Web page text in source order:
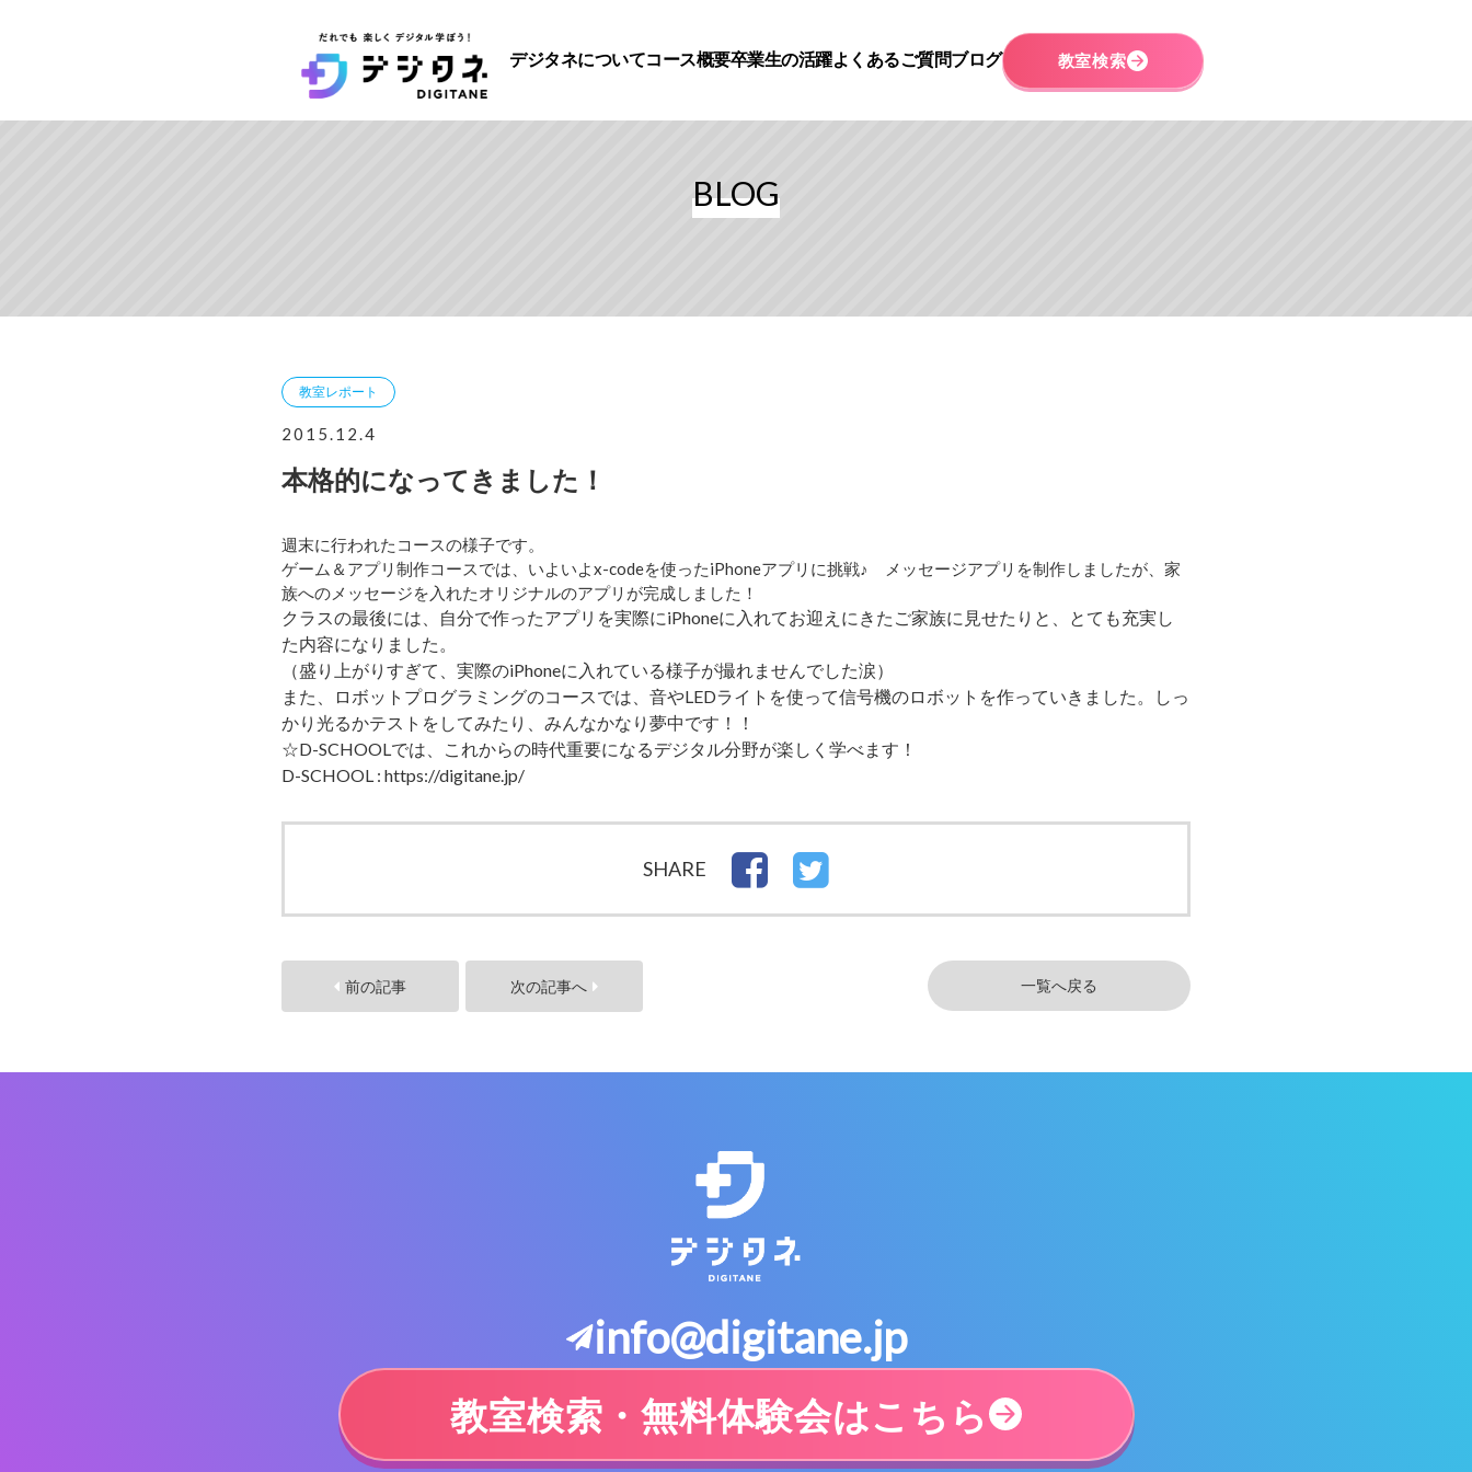
デジタネについてコース概要卒業生の活躍よくあるご質問ブログ 教室検索
BLOG
教室レポート
2015.12.4
本格的になってきました！
週末に行われたコースの様子です。
ゲーム＆アプリ制作コースでは、いよいよx-codeを使ったiPhoneアプリに挑戦♪ メッセージアプリを制作しましたが、家
族へのメッセージを入れたオリジナルのアプリが完成しました！
クラスの最後には、自分で作ったアプリを実際にiPhoneに入れてお迎えにきたご家族に見せたりと、とても充実し
た内容になりました。
（盛り上がりすぎて、実際のiPhoneに入れている様子が撮れませんでした涙）
また、ロボットプログラミングのコースでは、音やLEDライトを使って信号機のロボットを作っていきました。しっ
かり光るかテストをしてみたり、みんなかなり夢中です！！
☆D-SCHOOLでは、これからの時代重要になるデジタル分野が楽しく学べます！
D-SCHOOL : https://digitane.jp/
SHARE
前の記事 次の記事へ 一覧へ戻る
info@digitane.jp
教室検索・無料体験会はこちら